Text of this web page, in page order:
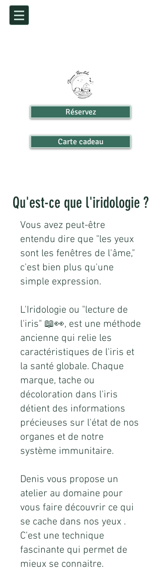
Réservez
Carte cadeau
Qu'est-ce que l'iridologie ?
Vous avez peut-être
entendu dire que "les yeux
sont les fenêtres de l'âme,"
c'est bien plus qu'une
simple expression.
L'Iridologie ou "lecture de
l'iris" 📖👀, est une méthode
ancienne qui relie les
caractéristiques de l'iris et
la santé globale. Chaque
marque, tache ou
décoloration dans l'iris
détient des informations
précieuses sur l'état de nos
organes et de notre
système immunitaire.
Denis vous propose un
atelier au domaine pour
vous faire découvrir ce qui
se cache dans nos yeux .
C’est une technique
fascinante qui permet de
mieux se connaitre.